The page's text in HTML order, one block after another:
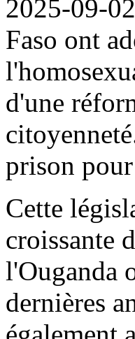
2025-09-
Faso ont
d'une
prison
Cette
croissante
l'Ouganda
dernières